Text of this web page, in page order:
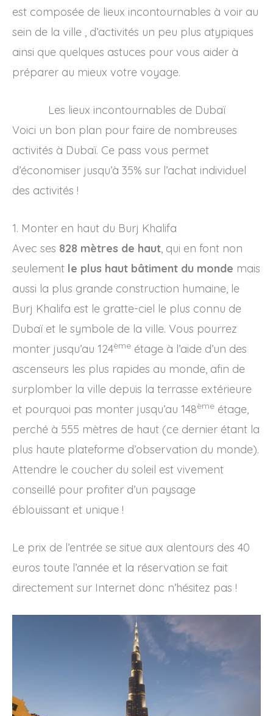
est composée de lieux incontournables à voir au
sein de la ville , d’activités un peu plus atypiques
ainsi que quelques astuces pour vous aider à
préparer au mieux votre voyage.
Les lieux incontournables de Dubaï
Voici un bon plan pour faire de nombreuses
activités à Dubaï. Ce pass vous permet
d’économiser jusqu’à 35% sur l’achat individuel
des activités !
1. Monter en haut du Burj Khalifa
Avec ses 828 mètres de haut, qui en font non
seulement le plus haut bâtiment du monde mais
aussi la plus grande construction humaine, le
Burj Khalifa est le gratte-ciel le plus connu de
Dubaï et le symbole de la ville. Vous pourrez
monter jusqu’au 124ème étage à l’aide d’un des
ascenseurs les plus rapides au monde, afin de
surplomber la ville depuis la terrasse extérieure
et pourquoi pas monter jusqu’au 148ème étage,
perché à 555 mètres de haut (ce dernier étant la
plus haute plateforme d’observation du monde).
Attendre le coucher du soleil est vivement
conseillé pour profiter d’un paysage
éblouissant et unique !
Le prix de l’entrée se situe aux alentours des 40
euros toute l’année et la réservation se fait
directement sur Internet donc n’hésitez pas !